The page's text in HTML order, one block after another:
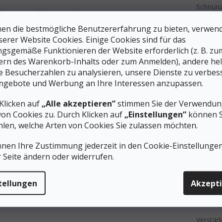
die bestmögliche Benutzererfahrung zu bieten,
Website Cookies. Einige Cookies sind für das
Funktionieren der Website erforderlich (z. B.
des Warenkorb-Inhalts oder zum Anmelden), andere
Besucherzahlen zu analysieren, unsere Dienste zu
und Werbung an Ihre Interessen anzupassen.
auf „Alle akzeptieren”stimmen Sie der
Cookies zu. Durch Klicken auf „Einstellungen” können
welche Arten von Cookies Sie zulassen möchten.
Ihre Zustimmung jederzeit in den Cookie-
Seite ändern oder widerrufen.
geschlossen wird
Trocknen
für Dämpfung sorgt.
Rutsch-Muster
von
Für
Gewicht
Oberteil